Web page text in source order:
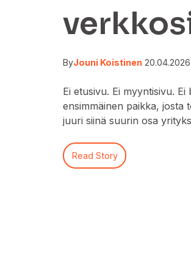
ByJouni Koistinen 20.04.2026
Ei etusivu. Ei myyntisivu.
ensimmäinen paikka, josta
juuri siinä suurin osa
Read Story